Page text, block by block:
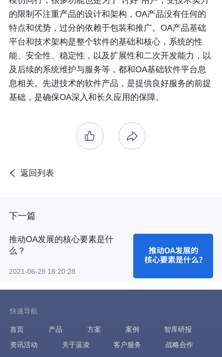
的限制不注重产品的设计和架构，OA产品没有任何的
特点和优势，过分的依赖于包装和推广。OA产品基础
平台和技术架构是整个软件的基础和核心，系统的性
能、安全性、稳定性，以及扩展性和二次开发能力，以
及后续的系统维护与服务等，都和OA基础软件平台息
息相关。先进技术的软件产品，是提供良好服务的前提
基础，是确保OA深入和长久应用的保障。
返回列表
下一篇
推动OA发展的核心要素是什
么？
2021-06-28 18:20:28
快速导航
首页 产品 方案 案例
智库研报
资讯活动
关于蓝凌 客户服务 战略合作